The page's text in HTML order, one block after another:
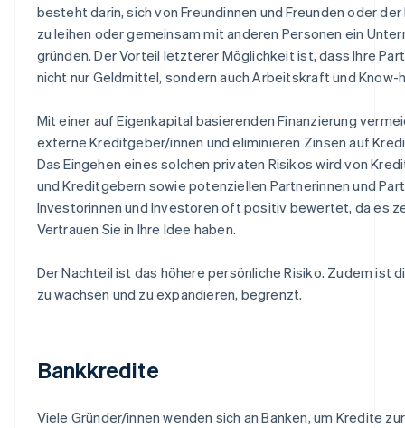
besteht darin, sich von Freundinnen und Freunden oder der
zu leihen oder gemeinsam mit anderen Personen ein
gründen. Der Vorteil letzterer Möglichkeit ist, dass Ihre
nicht nur Geldmittel, sondern auch Arbeitskraft und Know-
Mit einer auf Eigenkapital basierenden Finanzierung
externe Kreditgeber/innen und eliminieren Zinsen auf
Das Eingehen eines solchen privaten Risikos wird von
und Kreditgebern sowie potenziellen Partnerinnen und
Investorinnen und Investoren oft positiv bewertet, da es
Vertrauen Sie in Ihre Idee haben.
Der Nachteil ist das höhere persönliche Risiko. Zudem ist
zu wachsen und zu expandieren, begrenzt.
Bankkredite
Viele Gründer/innen wenden sich an Banken, um Kredite zur